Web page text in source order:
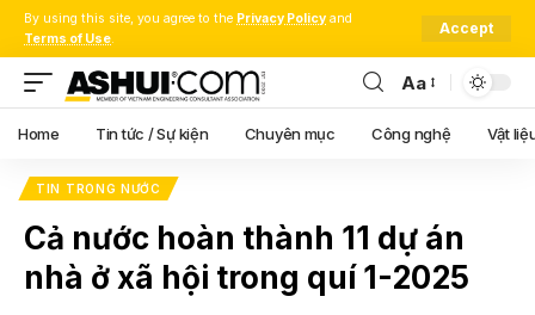
By using this site, you agree to the Privacy Policy and
Terms of Use.
Accept
Font
Resizer
Aa
Home Tin tức / Sự kiện Chuyên mục Công nghệ Vật
TIN TRONG NƯỚC
Cả nước hoàn thành 11 dự án
nhà ở xã hội trong quí 1-2025